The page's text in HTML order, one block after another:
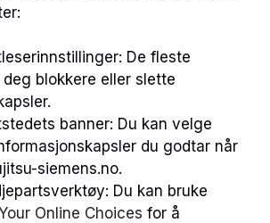
De fleste
blokkere eller slette
banner: Du kan velge
du godtar når
siemens.no.
Du kan bruke
Online Choices for å